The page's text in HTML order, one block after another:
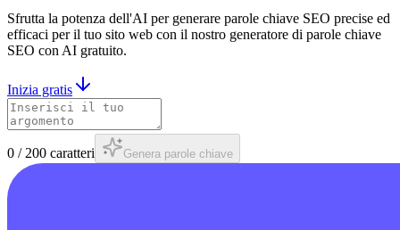
Sfrutta la potenza dell'AI per generare parole chiave SEO precise ed
efficaci per il tuo sito web con il nostro generatore di parole chiave
SEO con AI gratuito.
Inizia gratis
0 / 200 caratteri Genera parole chiave